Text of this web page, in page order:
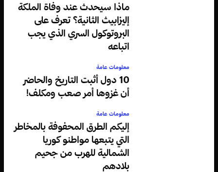
ماذا سيحدث عند وفاة الملكة
إليزابيث الثانية؟ تعرف على
البروتوكول السري الذي يجب
اتباعه
معلومات عامة
10 دول أثبت التاريخ والحاضر
أن غزوها أمر صعب ومكلف!
معلومات عامة
إليكم الطرق المحفوفة بالمخاطر
التي يتبعها مواطنو كوريا
الشمالية للهرب من جحيم
بلادهم